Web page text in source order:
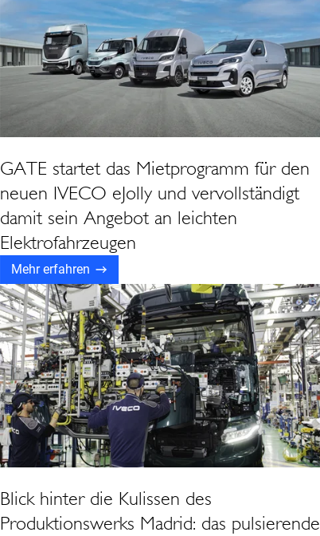
GATE startet das Mietprogramm für den
neuen IVECO eJolly und vervollständigt
damit sein Angebot an leichten
Elektrofahrzeugen
Mehr erfahren
Blick hinter die Kulissen des
Produktionswerks Madrid: das pulsierende